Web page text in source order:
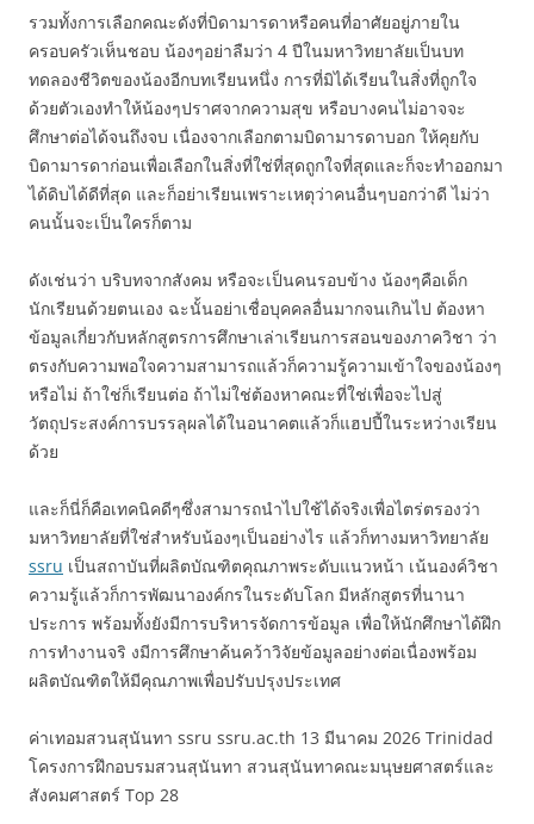
รวมทั้งการเลือกคณะดังที่บิดามารดาหรือคนที่อาศัยอยู่ภายใน
ครอบครัวเห็นชอบ น้องๆอย่าลืมว่า 4 ปีในมหาวิทยาลัยเป็นบท
ทดลองชีวิตของน้องอีกบทเรียนหนึ่ง การที่มิได้เรียนในสิ่งที่ถูกใจ
ด้วยตัวเองทำให้น้องๆปราศจากความสุข หรือบางคนไม่อาจจะ
ศึกษาต่อได้จนถึงจบ เนื่องจากเลือกตามบิดามารดาบอก ให้คุยกับ
บิดามารดาก่อนเพื่อเลือกในสิ่งที่ใช่ที่สุดถูกใจที่สุดและก็จะทำออกมา
ได้ดิบได้ดีที่สุด และก็อย่าเรียนเพราะเหตุว่าคนอื่นๆบอกว่าดี ไม่ว่า
คนนั้นจะเป็นใครก็ตาม
ดังเช่นว่า บริบทจากสังคม หรือจะเป็นคนรอบข้าง น้องๆคือเด็ก
นักเรียนด้วยตนเอง ฉะนั้นอย่าเชื่อบุคคลอื่นมากจนเกินไป ต้องหา
ข้อมูลเกี่ยวกับหลักสูตรการศึกษาเล่าเรียนการสอนของภาควิชา ว่า
ตรงกับความพอใจความสามารถแล้วก็ความรู้ความเข้าใจของน้องๆ
หรือไม่ ถ้าใช่ก็เรียนต่อ ถ้าไม่ใช่ต้องหาคณะที่ใช่เพื่อจะไปสู่
วัตถุประสงค์การบรรลุผลได้ในอนาคตแล้วก็แฮปปี้ในระหว่างเรียน
ด้วย
และก็นี่ก็คือเทคนิคดีๆซึ่งสามารถนำไปใช้ได้จริงเพื่อไตร่ตรองว่า
มหาวิทยาลัยที่ใช่สำหรับน้องๆเป็นอย่างไร แล้วก็ทางมหาวิทยาลัย
ssru เป็นสถาบันที่ผลิตบัณฑิตคุณภาพระดับแนวหน้า เน้นองค์วิชา
ความรู้แล้วก็การพัฒนาองค์กรในระดับโลก มีหลักสูตรที่นานา
ประการ พร้อมทั้งยังมีการบริหารจัดการข้อมูล เพื่อให้นักศึกษาได้ฝึก
การทำงานจริ งมีการศึกษาค้นคว้าวิจัยข้อมูลอย่างต่อเนื่องพร้อม
ผลิตบัณฑิตให้มีคุณภาพเพื่อปรับปรุงประเทศ
ค่าเทอมสวนสุนันทา ssru ssru.ac.th 13 มีนาคม 2026 Trinidad
โครงการฝึกอบรมสวนสุนันทา สวนสุนันทาคณะมนุษยศาสตร์และ
สังคมศาสตร์ Top 28